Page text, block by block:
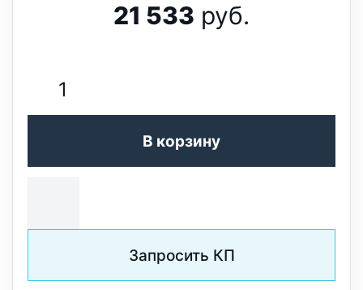
21 533 руб.
В корзину
Запросить КП